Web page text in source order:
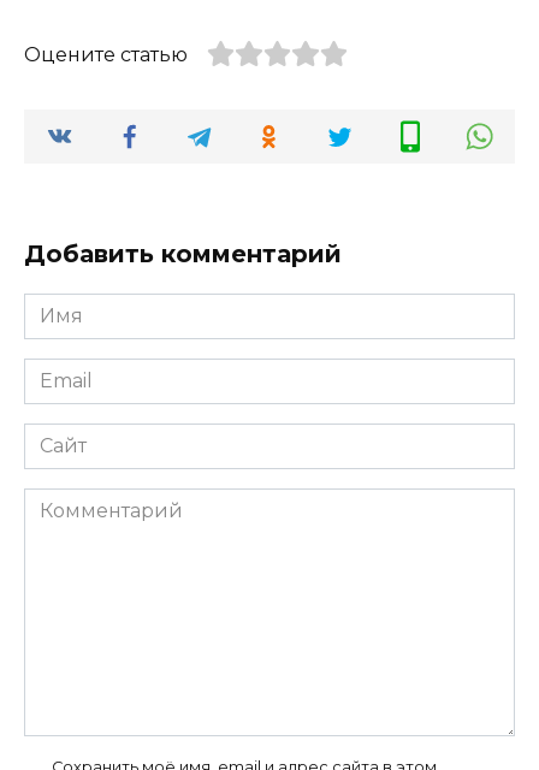
Оцените статью
Добавить комментарий
Имя
*
Email
*
Сайт
Комментарий